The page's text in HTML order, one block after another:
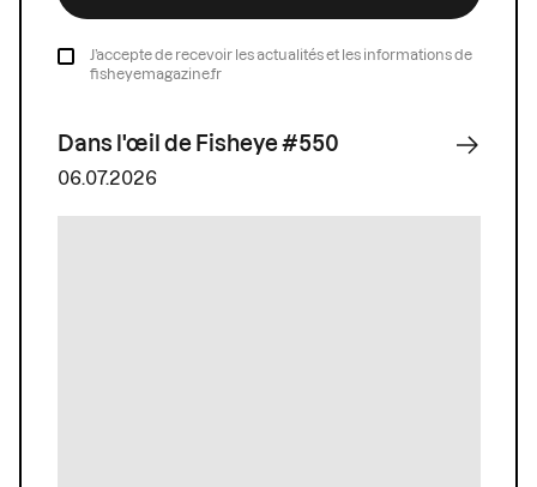
J’accepte de recevoir les actualités et les informations de
fisheyemagazine.fr
Dans l'œil de Fisheye #550
06.07.2026